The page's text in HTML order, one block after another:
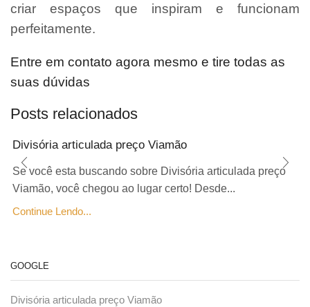
criar espaços que inspiram e funcionam
perfeitamente.
Entre em contato agora mesmo e tire todas as
suas dúvidas
Posts relacionados
Divisória articulada preço Viamão
Se você esta buscando sobre Divisória articulada preço
Viamão, você chegou ao lugar certo! Desde...
Continue Lendo...
GOOGLE
Divisória articulada preço Viamão